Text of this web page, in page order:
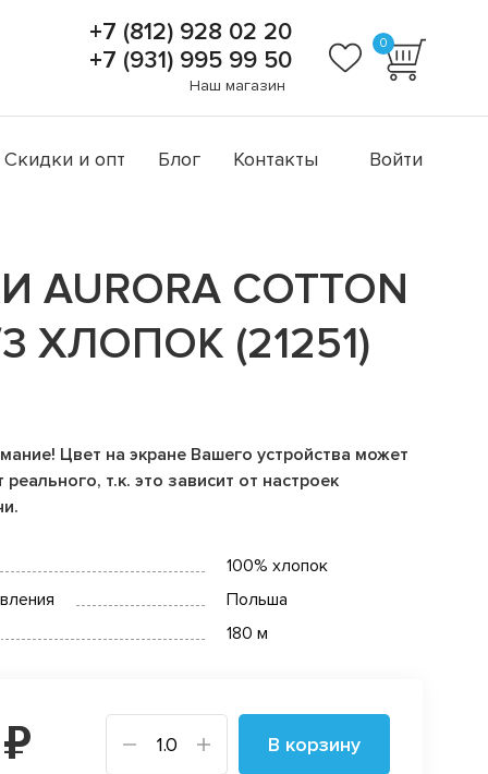
+7 (812) 928 02 20
+7 (931) 995 99 50
Наш магазин
0
Скидки и опт Блог Контакты Войти
AURORA COTTON
ХЛОПОК (21251)
Цвет на экране Вашего устройства может
реального, т.к. это зависит от настроек
100% хлопок
Польша
180 м
В корзину